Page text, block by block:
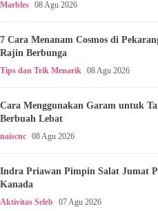
Marbles 08 Agu 2026
7 Cara Menanam Cosmos di
Rajin Berbunga
Tips dan Trik Menarik 08 Agu 2026
Cara Menggunakan Garam untuk
Berbuah Lebat
naiscnc 08 Agu 2026
Indra Priawan Pimpin Salat Jumat
Kanada
Aktivitas Seleb 07 Agu 2026